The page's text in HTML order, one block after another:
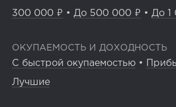
300 000 ₽ • До 500 000 ₽ • До 1
ОКУПАЕМОСТЬ И ДОХОДНОСТЬ
С быстрой окупаемостью •
Лучшие